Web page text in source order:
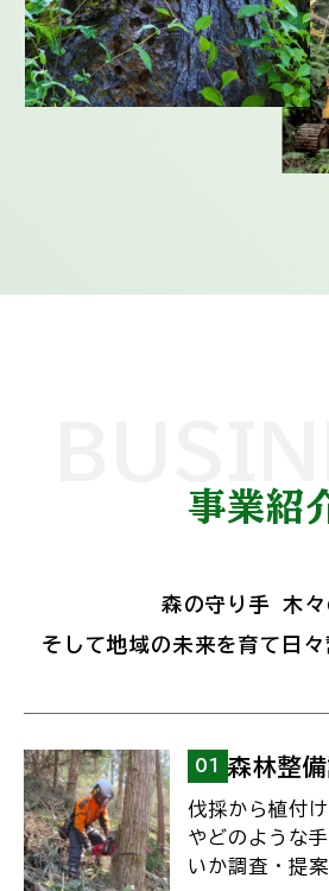
事業紹
森の守り手 木々
そして地域の未来を育て日
01 森林整
伐採から植付
やどのような
いか調査・提